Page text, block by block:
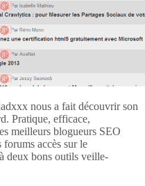
nous a fait découvrir son
Pratique, efficace,
meilleurs blogueurs SEO
accès sur le
deux bons outils veille-